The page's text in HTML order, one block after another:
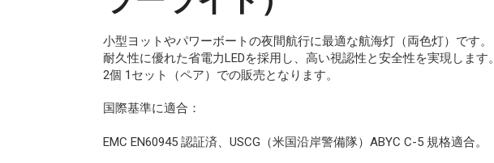
小型ヨットやパワーボートの夜間航行に最適な航海灯（両色灯）です。
耐久性に優れた省電力LEDを採用し、高い視認性と安全性を実現します。
2個 1セット（ペア）での販売となります。
国際基準に適合：
EMC EN60945 認証済、USCG（米国沿岸警備隊）ABYC C-5 規格適合。